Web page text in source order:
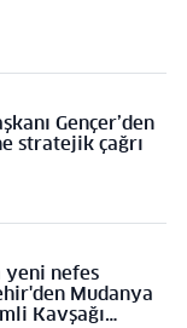
Gençer’den
stratejik çağrı
yeni nefes
Mudanya
Kavşağı